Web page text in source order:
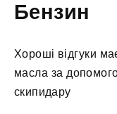
Бензин
Хороші відгуки
масла за
скипидару